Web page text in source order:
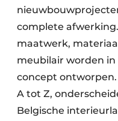
complete
maatwerk,
meubilair worden
concept
A tot Z,
Belgische